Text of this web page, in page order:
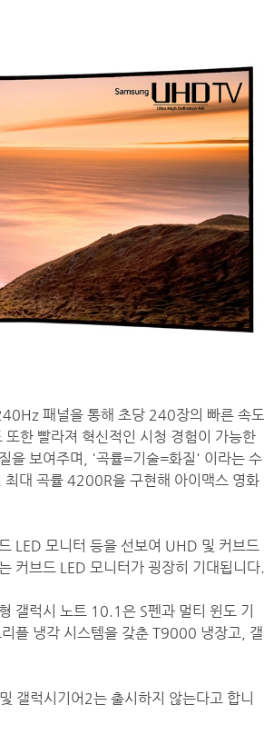
패널을 통해 초당 240장의 빠른 속도
한 빨라져 혁신적인 시청 경험이 가능한
을 보여주며, '곡률=기술=화질' 이라는 수
대 곡률 4200R을 구현해 아이맥스 영화
LED 모니터 등을 선보여 UHD 및 커브드
커브드 LED 모니터가 굉장히 기대됩니다.
갤럭시 노트 10.1은 S펜과 멀티 윈도 기
플 냉각 시스템을 갖춘 T9000 냉장고, 갤
갤럭시기어2는 출시하지 않는다고 합니